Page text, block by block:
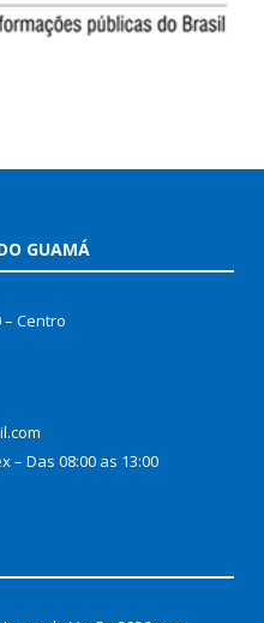
GUAMÁ
– Centro
– Das 08:00 as 13:00